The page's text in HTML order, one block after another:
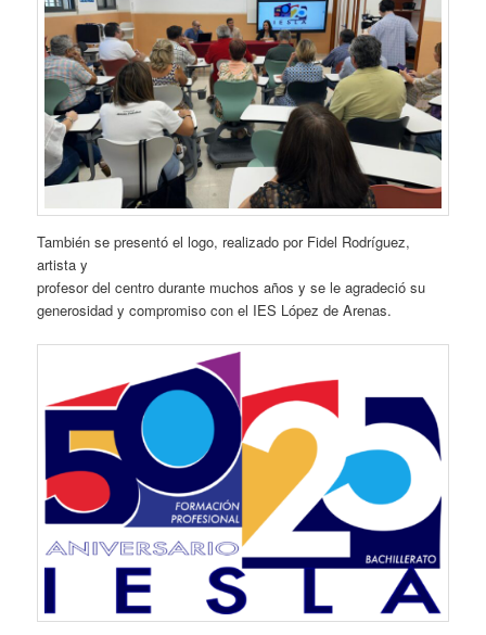
También se presentó el logo, realizado por Fidel Rodríguez,
artista y
profesor del centro durante muchos años y se le agradeció su
generosidad y compromiso con el IES López de Arenas.